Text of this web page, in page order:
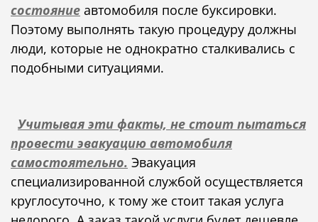
состояниеавтомобиля после буксировки.
Поэтому выполнять такую процедуру должны
люди, которые не однократно сталкивались с
подобными ситуациями.
Учитывая эти факты, не стоит пытаться
провести эвакуацию автомобиля
самостоятельно. Эвакуация
специализированной службой осуществляется
круглосуточно, к тому же стоит такая услуга